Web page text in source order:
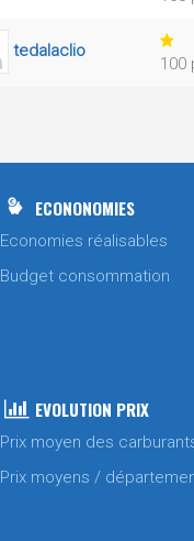
tedalaclio
100
ECONONOMIES
Economies réalisables
Budget consommation
EVOLUTION PRIX
Prix moyen des
Prix moyens /